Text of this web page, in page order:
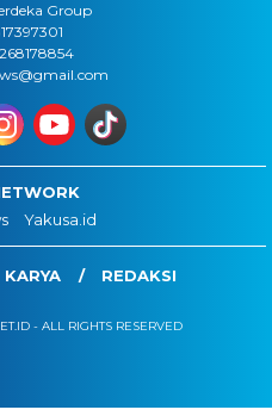
Group
Yakusa.id
KARYA REDAKSI
- ALL RIGHTS RESERVED